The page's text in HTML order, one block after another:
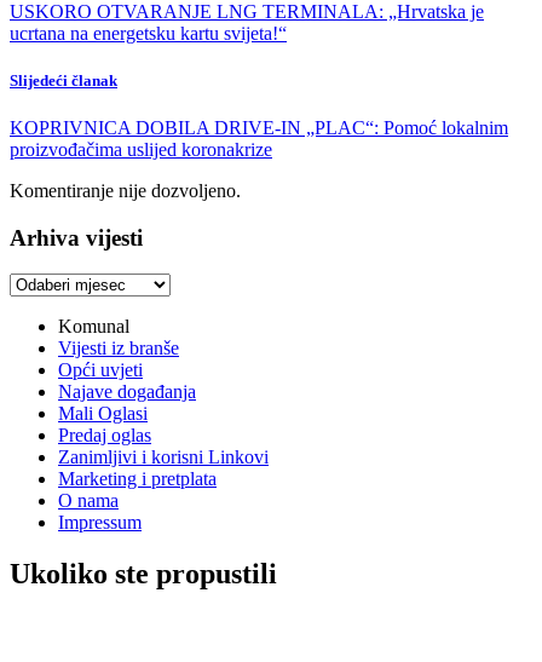
USKORO OTVARANJE LNG TERMINALA: „Hrvatska je
ucrtana na energetsku kartu svijeta!“
Slijedeći članak
KOPRIVNICA DOBILA DRIVE-IN „PLAC“: Pomoć lokalnim
proizvođačima uslijed koronakrize
Komentiranje nije dozvoljeno.
Arhiva vijesti
Arhiva
Komunal
Vijesti iz branše
Opći uvjeti
Najave događanja
Mali Oglasi
Predaj oglas
Zanimljivi i korisni Linkovi
Marketing i pretplata
O nama
Impressum
Ukoliko ste propustili